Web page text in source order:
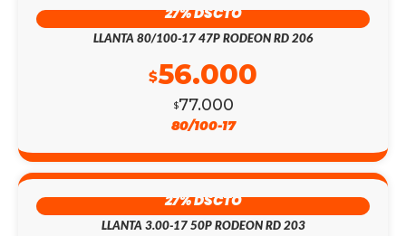
27% DSCTO
LLANTA 80/100-17 47P RODEON RD 206
$77.000
$56.000
80/100-17
27% DSCTO
LLANTA 3.00-17 50P RODEON RD 203